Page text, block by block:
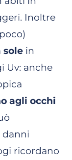
Inoltre
sole in
Uv: anche
agli occhi
danni
ricordano